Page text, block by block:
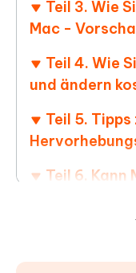
Teil 3. Wie
Mac -
Teil 4. Wie
und ändern
Teil 5.
Teil 6.